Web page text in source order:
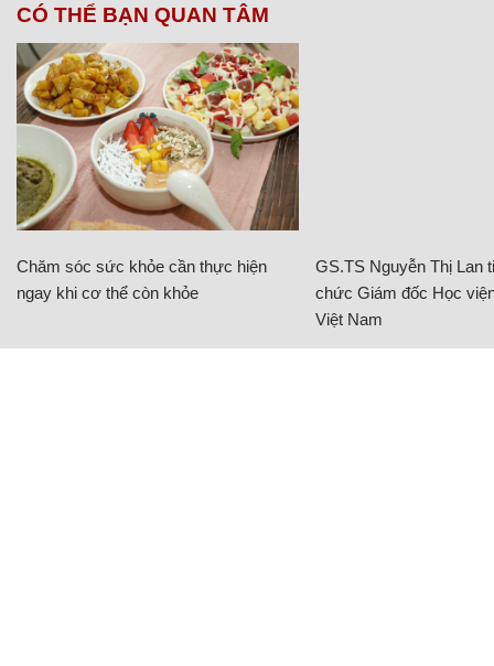
CÓ THỂ BẠN QUAN TÂM
Chăm sóc sức khỏe cần thực hiện
ngay khi cơ thể còn khỏe
GS.TS Nguyễn Thị Lan
chức Giám đốc Học
Việt Nam